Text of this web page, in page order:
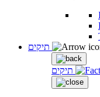
תיקים